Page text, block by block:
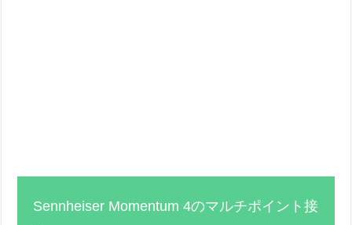
Sennheiser Momentum 4のマルチポイント接